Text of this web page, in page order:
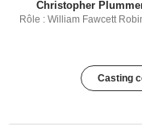
Christopher
Rôle : William Fawcett
Casting